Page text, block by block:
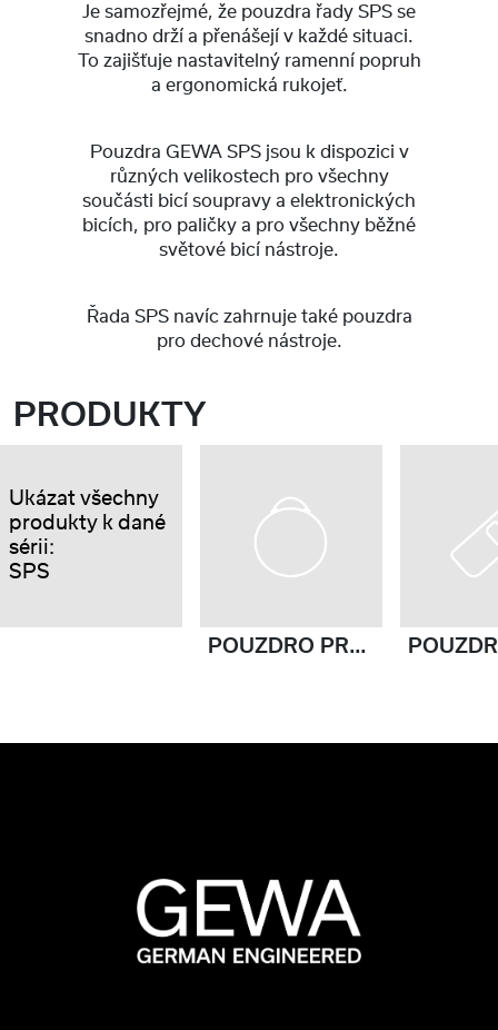
Je samozřejmé, že pouzdra řady SPS se
snadno drží a přenášejí v každé situaci.
To zajišťuje nastavitelný ramenní popruh
a ergonomická rukojeť.
Pouzdra GEWA SPS jsou k dispozici v
různých velikostech pro všechny
součásti bicí soupravy a elektronických
bicích, pro paličky a pro všechny běžné
světové bicí nástroje.
Řada SPS navíc zahrnuje také pouzdra
pro dechové nástroje.
PRODUKTY
Ukázat všechny
produkty k dané
sérii:
SPS
POUZDRO PRO ČINELY